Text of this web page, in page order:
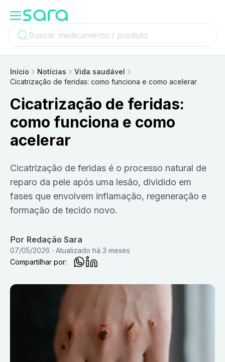
Início Notícias
Vida saudável
Cicatrização de feridas: como funciona e como acelerar
Cicatrização de feridas:
como funciona e como
acelerar
Cicatrização de feridas é o processo natural de
reparo da pele após uma lesão, dividido em
fases que envolvem inflamação, regeneração e
formação de tecido novo.
Por Redação Sara
07/05/2026 Atualizado há 3 meses
Compartilhar por: